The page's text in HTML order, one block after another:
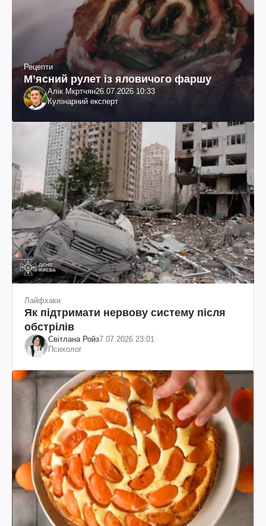
Рецепти
М’ясний рулет із яловичого фаршу
Алік Мкртчян26.07.2026 10:33
Кулінарний експерт
Лайфхаки
Як підтримати нервову систему після
обстрілів
Світлана Ройз7.07.2026 23:01
Психолог